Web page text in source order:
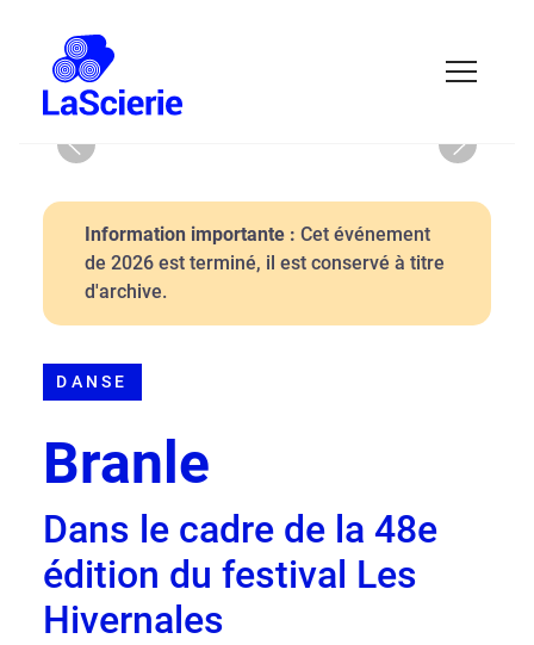
Previous Next
Information importante : Cet événement
de 2026 est terminé, il est conservé à titre
d'archive.
DANSE
Branle
Dans le cadre de la 48e
édition du festival Les
Hivernales